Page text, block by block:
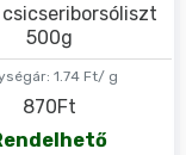
1.74 Ft/ g
500g
870Ft